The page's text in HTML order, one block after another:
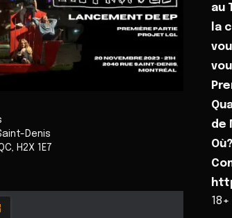
Denis
, H2X 1E7
au
la
de
18+